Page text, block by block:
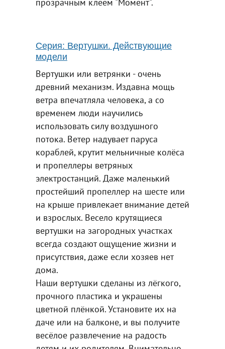
Серия: Вертушки. Действующие
модели
Вертушки или ветрянки - очень
древний механизм. Издавна мощь
ветра впечатляла человека, а со
временем люди научились
использовать силу воздушного
потока. Ветер надувает паруса
кораблей, крутит мельничные колёса
и пропеллеры ветряных
электростанций. Даже маленький
простейший пропеллер на шесте или
на крыше привлекает внимание детей
и взрослых. Весело крутящиеся
вертушки на загородных участках
всегда создают ощущение жизни и
присутствия, даже если хозяев нет
дома.
Наши вертушки сделаны из лёгкого,
прочного пластика и украшены
цветной плёнкой. Установите их на
даче или на балконе, и вы получите
весёлое развлечение на радость